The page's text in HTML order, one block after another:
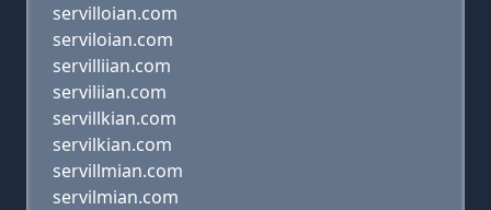
servilloian.com
serviloian.com
servilliian.com
serviliian.com
servillkian.com
servilkian.com
servillmian.com
servilmian.com